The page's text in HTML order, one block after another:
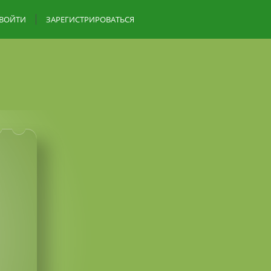
ЗАРЕГИСТРИРОВАТЬСЯ